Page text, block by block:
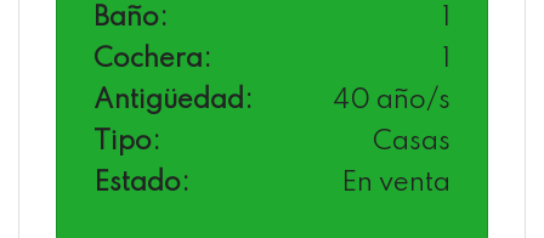
Baño:
Cochera:
Antigüedad:
40 año/s
Tipo:
Casas
Estado:
En venta